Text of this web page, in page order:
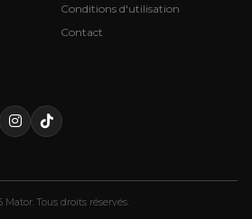
Conditions d'utilisation
Contact
Mator. Tous droits réservés.